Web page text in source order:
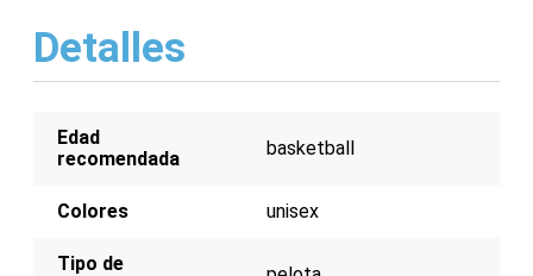
baloncesto.
Características:
Modelo TF-150 Varsity
Talla 7 (Oficial)
Diseño bicolor naranja
Agarre optimizado
Detalles
Edad
recomendada
basketball
Colores unisex
Tipo de